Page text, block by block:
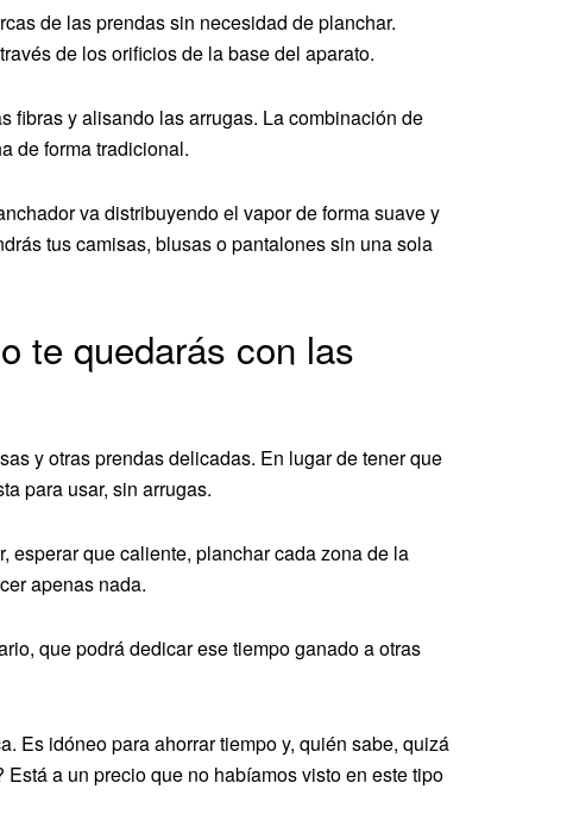
de las prendas sin necesidad de planchar.
de los orificios de la base del aparato.
fibras y alisando las arrugas. La combinación de
de forma tradicional.
va distribuyendo el vapor de forma suave y
tus camisas, blusas o pantalones sin una sola
te quedarás con las
y otras prendas delicadas. En lugar de tener que
para usar, sin arrugas.
esperar que caliente, planchar cada zona de la
apenas nada.
que podrá dedicar ese tiempo ganado a otras
Es idóneo para ahorrar tiempo y, quién sabe, quizá
Está a un precio que no habíamos visto en este tipo